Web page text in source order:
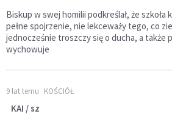
Biskup w swej homilii podkreślał, że szkoła
pełne spojrzenie, nie lekceważy tego, co
jednocześnie troszczy się o ducha, a także
wychowuje
9 lat temu KOŚCIÓŁ
KAI / sz